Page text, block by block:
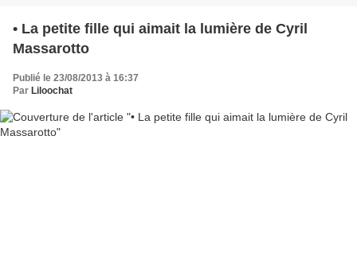
• La petite fille qui aimait la lumière de Cyril
Massarotto
Publié le 23/08/2013 à 16:37
Par Liloochat